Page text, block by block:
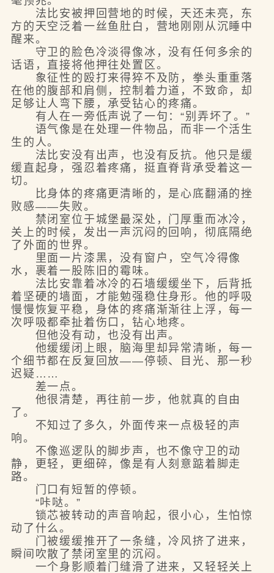
法比安被押回营地的时候，天还未亮，东
方的天空泛着一丝鱼肚白，营地刚刚从沉睡中
醒来。
守卫的脸色冷淡得像冰，没有任何多余的
话语，直接将他押往处置区。
象征性的殴打来得猝不及防，拳头重重落
在他的腹部和肩侧，控制着力道，不致命，却
足够让人弯下腰，承受钻心的疼痛。
有人在一旁低声说了一句：“别弄坏了。”
语气像是在处理一件物品，而非一个活生
生的人。
法比安没有出声，也没有反抗。他只是缓
缓直起身，强忍着疼痛，挺直脊背承受着这一
切。
比身体的疼痛更清晰的，是心底翻涌的挫
败感——失败。
禁闭室位于城堡最深处，门厚重而冰冷，
关上的时候，发出一声沉闷的回响，彻底隔绝
了外面的世界。
里面一片漆黑，没有窗户，空气冷得像
水，裹着一股陈旧的霉味。
法比安靠着冰冷的石墙缓缓坐下，后背抵
着坚硬的墙面，才能勉强稳住身形。他的呼吸
慢慢恢复平稳，身体的疼痛渐渐往上浮，每一
次呼吸都牵扯着伤口，钻心地疼。
但他没有动，也没有出声。
他缓缓闭上眼，脑海里却异常清晰，每一
个细节都在反复回放——停顿、目光、那一秒
迟疑……
差一点。
他很清楚，再往前一步，他就真的自由
了。
不知过了多久，外面传来一点极轻的声
响。
不像巡逻队的脚步声，也不像守卫的动
静，更轻，更细碎，像是有人刻意踮着脚走
路。
门口有短暂的停顿。
“咔哒。”
锁芯被转动的声音响起，很小心，生怕惊
动了什么。
门被缓缓推开了一条缝，冷风挤了进来，
瞬间吹散了禁闭室里的沉闷。
一个身影顺着门缝滑了进来，又轻轻关上